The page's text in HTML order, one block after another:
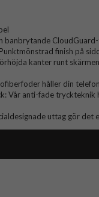
banbrytande
finish på
kanter runt
håller din
Vår anti-fade tryckteknik
uttag gör det